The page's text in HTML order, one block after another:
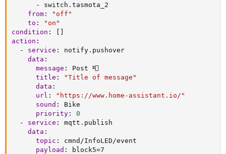
-
switch.tasmota_2
from :
"off"
to :
"on"
condition :
action :
-
service :
notify.pushover
data :
message :
Post 📮
title :
"Title of message"
data :
url :
"https://www.home-assistant.io/"
sound :
Bike
priority :
0
-
service :
mqtt.publish
data :
topic :
cmnd/InfoLED/event
payload :